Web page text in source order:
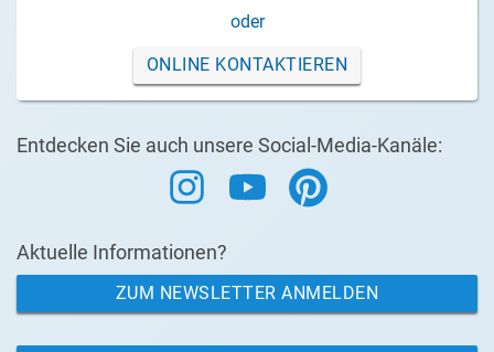
oder
ONLINE KONTAKTIEREN
Entdecken Sie auch unsere Social-Media-Kanäle:
Aktuelle Informationen?
ZUM NEWSLETTER ANMELDEN